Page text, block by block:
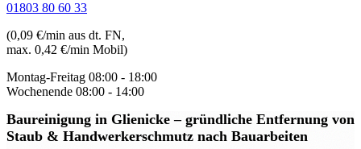
01803 80 60 33
(0,09 €/min aus dt. FN,
max. 0,42 €/min Mobil)
Montag-Freitag 08:00 - 18:00
Wochenende 08:00 - 14:00
Baureinigung in Glienicke– gründliche Entfernung von
Staub & Handwerkerschmutz nach Bauarbeiten